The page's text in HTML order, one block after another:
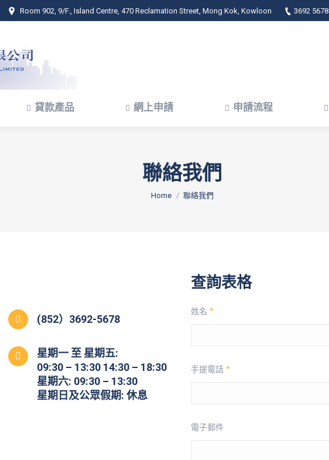
Room 902, 9/F., Island Centre, 470 Reclamation Street, Mong Kok, Kowloon 3692 5678
貸款產品 網上申請 申請流程
聯絡我們
You are here:
Home 聯絡我們
(852）3692-5678
星期一 至 星期五:
09:30 – 13:30 14:30 – 18:30
星期六: 09:30 – 13:30
星期日及公眾假期: 休息
查詢表格
姓名 *
手提電話 *
電子郵件
貸款產品 網上申請 申請流程